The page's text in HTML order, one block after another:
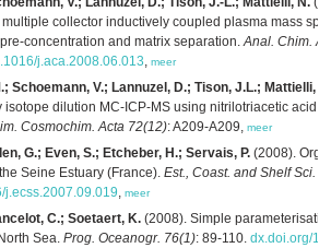
collector inductively coupled plasma mass
concentration and matrix separation.Anal. Chim.
j.aca.2008.06.013, meer
Schoemann, V.; Lannuzel, D.; Tison, J.L.; Mattielli, N.
isotope dilution MC-ICP-MS using nitrilotriacetic acid
Cosmochim. Acta 72(12): A209-A209, meer
G.; Even, S.; Etcheber, H.; Servais, P. (2008).
Seine Estuary (France). Est., Coast. and Shelf Sci.
j.ecss.2007.09.019, meer
C.; Soetaert, K. (2008). Simple
Sea. Prog. Oceanogr. 76(1): 89-110. dx.doi.org/